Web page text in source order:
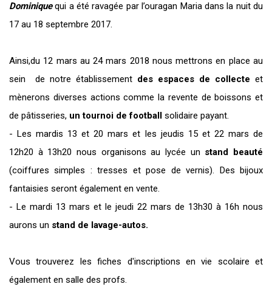
Dominiquequi a été ravagée par l’ouragan Maria dans la nuit du
17 au 18 septembre 2017.
Ainsi,du 12 mars au 24 mars 2018 nous mettrons en place au
sein de notre établissement des espaces de collecte et
mènerons diverses actions comme la revente de boissons et
de pâtisseries, un tournoi de football solidaire payant.
- Les mardis 13 et 20 mars et les jeudis 15 et 22 mars de
12h20 à 13h20 nous organisons au lycée un stand beauté
(coiffures simples : tresses et pose de vernis). Des bijoux
fantaisies seront également en vente.
- Le mardi 13 mars et le jeudi 22 mars de 13h30 à 16h nous
aurons un stand de lavage-autos.
Vous trouverez les fiches d'inscriptions en vie scolaire et
également en salle des profs.